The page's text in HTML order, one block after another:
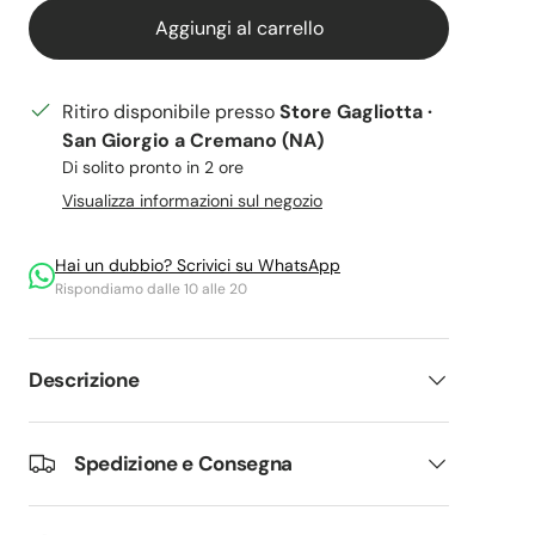
Aggiungi al carrello
Ritiro disponibile pressoStore Gagliotta ·
San Giorgio a Cremano (NA)
Di solito pronto in 2 ore
Visualizza informazioni sul negozio
Hai un dubbio? Scrivici su WhatsApp
Rispondiamo dalle 10 alle 20
Descrizione
Spedizione e Consegna